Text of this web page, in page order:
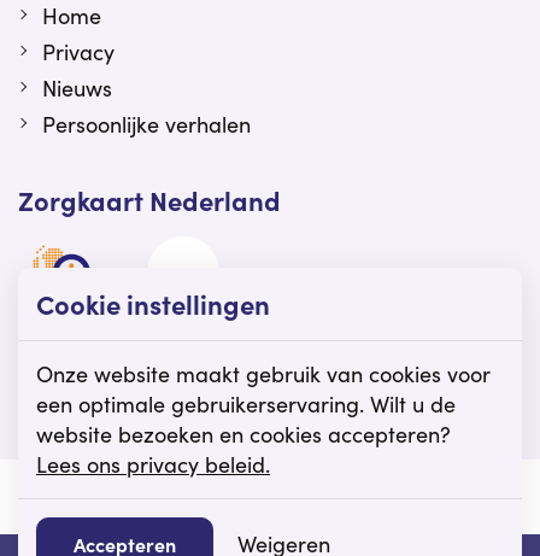
Home
Privacy
Nieuws
Persoonlijke verhalen
Zorgkaart Nederland
Viattence is gewaardeerd op Zorgkaart
Nederland.
© Viattence Privacy Disclaimer Cookie instellingen
Cookie instellingen
Onze website maakt gebruik van cookies voor
een optimale gebruikerservaring. Wilt u de
website bezoeken en cookies accepteren?
Lees ons privacy beleid.
Accepteren Weigeren